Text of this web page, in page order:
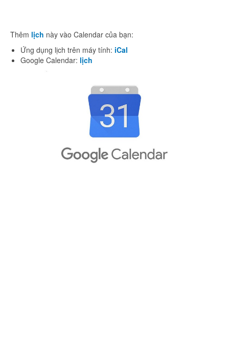
Thêm lịch này vào Calendar của bạn:
Ứng dụng lịch trên máy tính: iCal
Google Calendar: lịch